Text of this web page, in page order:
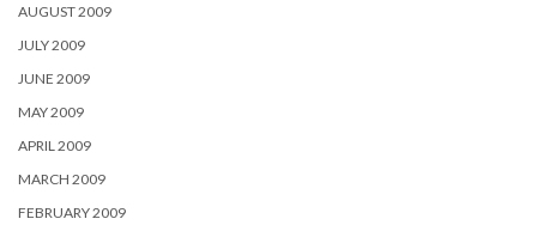
AUGUST 2009
JULY 2009
JUNE 2009
MAY 2009
APRIL 2009
MARCH 2009
FEBRUARY 2009